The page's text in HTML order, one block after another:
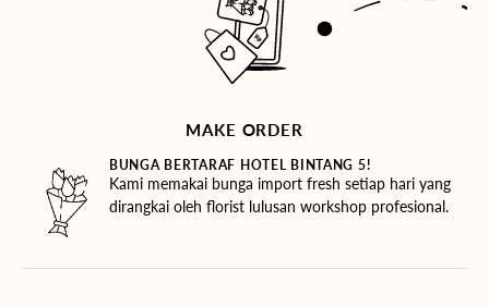
MAKE ORDER
BUNGA BERTARAF HOTEL BINTANG 5!
Kami memakai bunga import fresh setiap hari yang
dirangkai oleh florist lulusan workshop profesional.